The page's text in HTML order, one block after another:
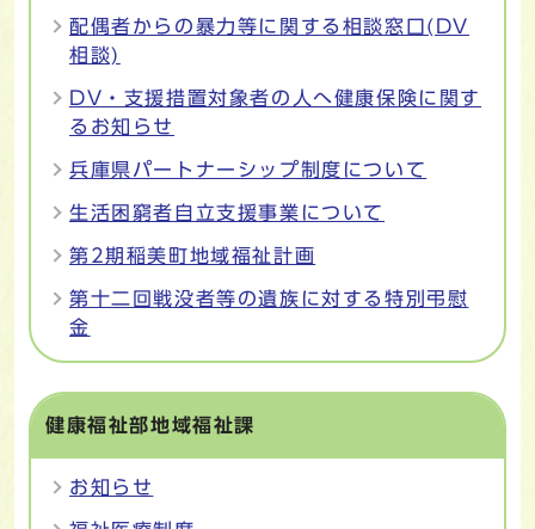
配偶者からの暴力等に関する相談窓口(DV
相談)
DV・支援措置対象者の人へ健康保険に関す
るお知らせ
兵庫県パートナーシップ制度について
生活困窮者自立支援事業について
第2期稲美町地域福祉計画
第十二回戦没者等の遺族に対する特別弔慰
金
健康福祉部地域福祉課
お知らせ